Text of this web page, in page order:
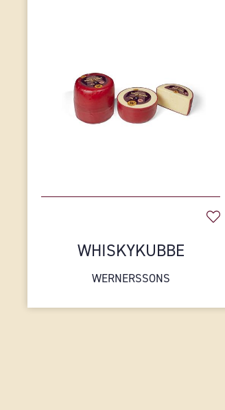
WHISKYKUBBE
WERNERSSONS